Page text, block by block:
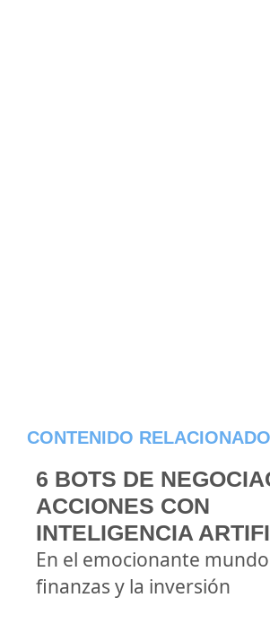
CONTENIDO
6 BOTS DE
ACCIONES CON
INTELIGENCIA
En el emocionante
finanzas y la inversión